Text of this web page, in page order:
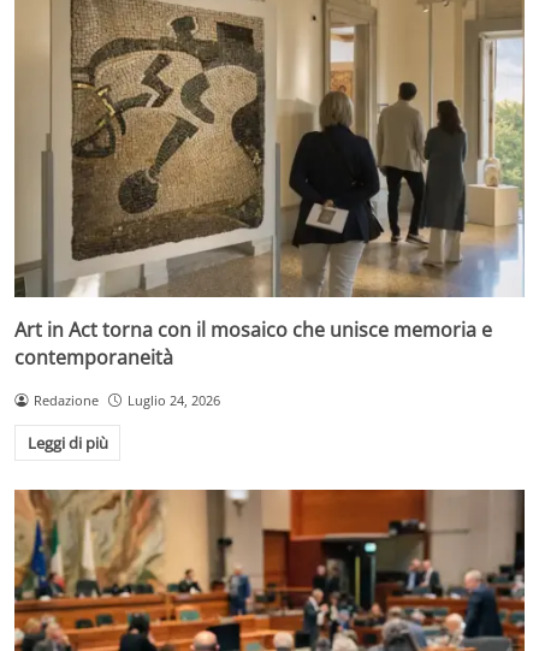
Art in Act torna con il mosaico che unisce memoria e
contemporaneità
Redazione Luglio 24, 2026
Leggi di più